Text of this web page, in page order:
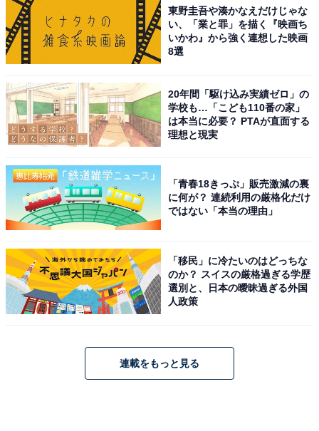
東野圭吾や湊かなえだけじゃな
い、「業と罪」を描く『映画ち
いかわ』から強く連想した映画
8選
20年間「駆け込み実績ゼロ」の
学校も…「こども110番の家」
は本当に必要？ PTAが直面する
理想と現実
「青春18きっぷ」販売激減の裏
に何が？ 連続利用の厳格化だけ
ではない「本当の理由」
「移民」に冷たいのはどっちな
のか？ スイスの厳格過ぎる学歴
選別と、日本の曖昧過ぎる外国
人政策
連載をもっと見る